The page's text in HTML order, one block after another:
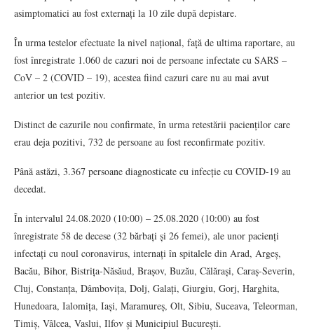
asimptomatici au fost externați la 10 zile după depistare.
În urma testelor efectuate la nivel național, față de ultima raportare, au
fost înregistrate 1.060 de cazuri noi de persoane infectate cu SARS –
CoV – 2 (COVID – 19), acestea fiind cazuri care nu au mai avut
anterior un test pozitiv.
Distinct de cazurile nou confirmate, în urma retestării pacienților care
erau deja pozitivi, 732 de persoane au fost reconfirmate pozitiv.
Până astăzi, 3.367 persoane diagnosticate cu infecție cu COVID-19 au
decedat.
În intervalul 24.08.2020 (10:00) – 25.08.2020 (10:00) au fost
înregistrate 58 de decese (32 bărbați și 26 femei), ale unor pacienți
infectați cu noul coronavirus, internați în spitalele din Arad, Argeș,
Bacău, Bihor, Bistrița-Năsăud, Brașov, Buzău, Călărași, Caraș-Severin,
Cluj, Constanța, Dâmbovița, Dolj, Galați, Giurgiu, Gorj, Harghita,
Hunedoara, Ialomița, Iași, Maramureș, Olt, Sibiu, Suceava, Teleorman,
Timiș, Vâlcea, Vaslui, Ilfov și Municipiul București.